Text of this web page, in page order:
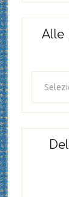
Alle